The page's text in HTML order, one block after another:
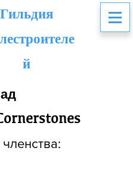
Гильдия
й